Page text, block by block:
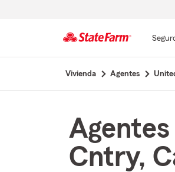
Vivienda Agentes
Cntry,